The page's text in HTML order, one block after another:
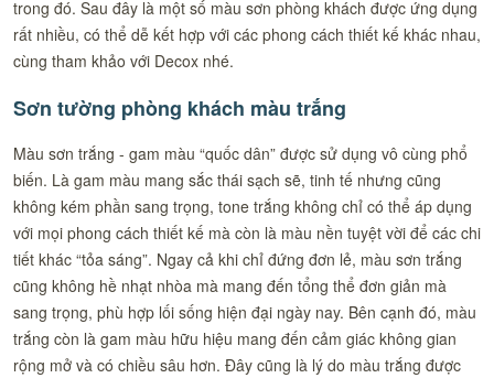
trong đó. Sau đây là một số màu sơn phòng khách được ứng dụng
rất nhiều, có thể dễ kết hợp với các phong cách thiết kế khác nhau,
cùng tham khảo với Decox nhé.
Sơn tường phòng khách màu trắng
Màu sơn trắng - gam màu “quốc dân” được sử dụng vô cùng phổ
biến. Là gam màu mang sắc thái sạch sẽ, tinh tế nhưng cũng
không kém phần sang trọng, tone trắng không chỉ có thể áp dụng
với mọi phong cách thiết kế mà còn là màu nền tuyệt vời để các chi
tiết khác “tỏa sáng”. Ngay cả khi chỉ đứng đơn lẻ, màu sơn trắng
cũng không hề nhạt nhòa mà mang đến tổng thể đơn giản mà
sang trọng, phù hợp lối sống hiện đại ngày nay. Bên cạnh đó, màu
trắng còn là gam màu hữu hiệu mang đến cảm giác không gian
rộng mở và có chiều sâu hơn. Đây cũng là lý do màu trắng được